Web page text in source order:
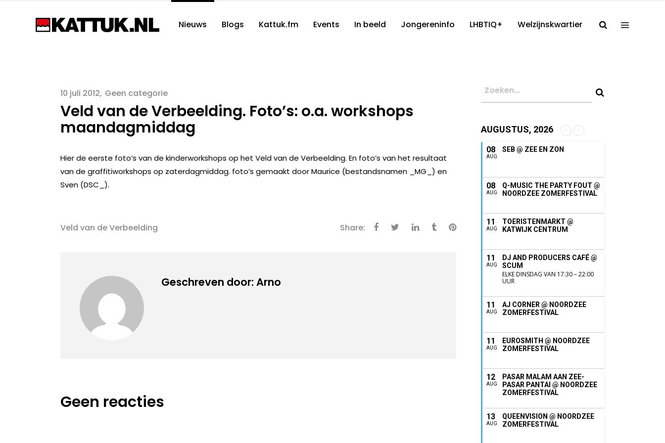
Nieuws Blogs Kattuk.fm Events In beeld Jongereninfo LHBTIQ+ Welzijnskwartier
10 juli 2012 Geen categorie
Veld van de Verbeelding. Foto’s: o.a. workshops
maandagmiddag
Hier de eerste foto’s van de kinderworkshops op het Veld van de Verbeelding. En foto’s van het resultaat
van de graffitiworkshops op zaterdagmiddag. foto’s gemaakt door Maurice (bestandsnamen _MG_) en
Sven (DSC_).
Veld van de Verbeelding Share:
Geschreven door: Arno
Geen reacties
AUGUSTUS, 2026
08
AUG
SEB @ ZEE EN ZON
08
AUG
Q-MUSIC THE PARTY FOUT @
NOORDZEE ZOMERFESTIVAL
11
AUG
TOERISTENMARKT @
KATWIJK CENTRUM
11
AUG
DJ AND PRODUCERS CAFÉ @
SCUM
ELKE DINSDAG VAN 17:30 – 22:00
UUR
11
AUG
AJ CORNER @ NOORDZEE
ZOMERFESTIVAL
11
AUG
EUROSMITH @ NOORDZEE
ZOMERFESTIVAL
12
AUG
PASAR MALAM AAN ZEE-
PASAR PANTAI @ NOORDZEE
ZOMERFESTIVAL
13
AUG
QUEENVISION @ NOORDZEE
ZOMERFESTIVAL